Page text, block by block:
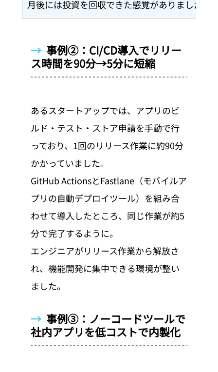
月後には投資を回収できた感覚がありました」
→ 事例②：CI/CD導入でリリー
ス時間を90分→5分に短縮
あるスタートアップでは、アプリのビ
ルド・テスト・ストア申請を手動で行
っており、1回のリリース作業に約90分
かかっていました。
GitHub ActionsとFastlane（モバイルア
プリの自動デプロイツール）を組み合
わせて導入したところ、同じ作業が約5
分で完了するように。
エンジニアがリリース作業から解放さ
れ、機能開発に集中できる環境が整い
ました。
→ 事例③：ノーコードツールで
社内アプリを低コストで内製化